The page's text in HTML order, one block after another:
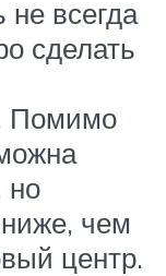
не всегда
сделать
Помимо
но
чем
центр.